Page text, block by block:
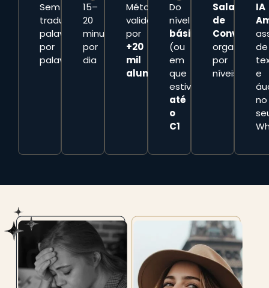
Sem
traduzir
palavra
por
palavra
15–
20
minutos
por
dia
Método
validado
por
+20
mil
alunos
Do
nível
básico
(ou
em
que
estiver)
até
o
C1
Salas
de
organizadas
por
níveis
IA
de
e
no